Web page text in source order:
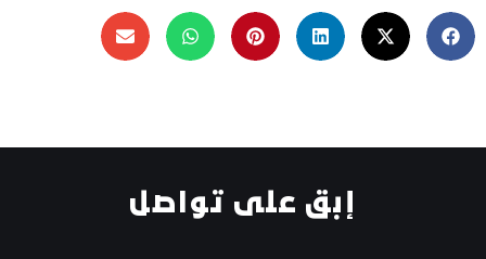
إبق على تواصل